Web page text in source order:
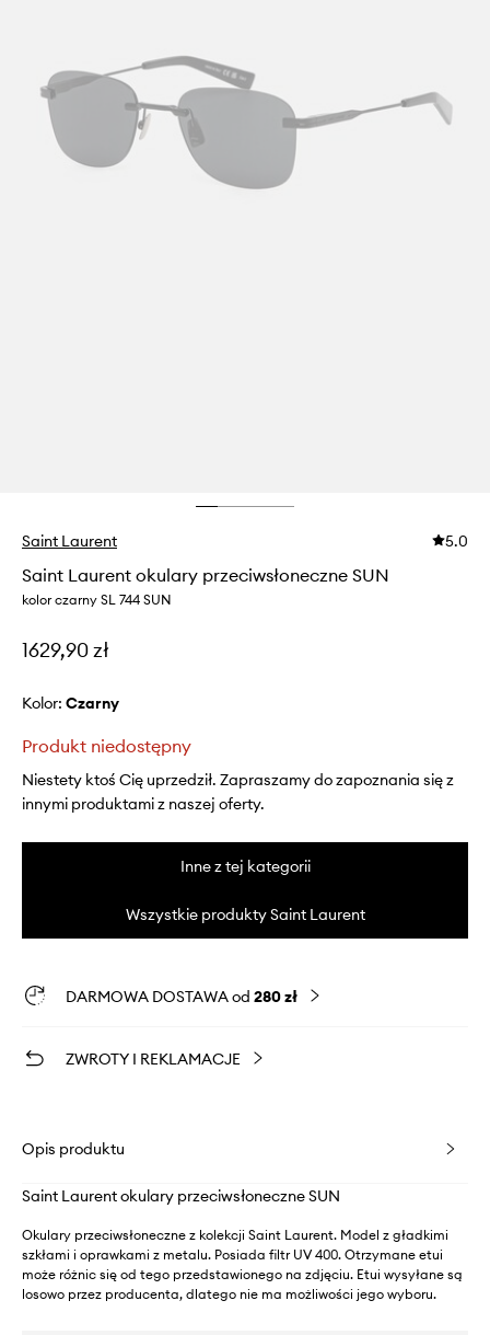
Saint Laurent 5.0
Saint Laurent okulary przeciwsłoneczne SUN
kolor czarny SL 744 SUN
1629,90 zł
Kolor: czarny
Produkt niedostępny
Niestety ktoś Cię uprzedził. Zapraszamy do zapoznania się z
innymi produktami z naszej oferty.
Inne z tej kategorii
Wszystkie produkty Saint Laurent
DARMOWA DOSTAWA od 280 zł
ZWROTY I REKLAMACJE
Opis produktu
Saint Laurent okulary przeciwsłoneczne SUN
Okulary przeciwsłoneczne z kolekcji Saint Laurent. Model z gładkimi
szkłami i oprawkami z metalu. Posiada filtr UV 400. Otrzymane etui
może różnic się od tego przedstawionego na zdjęciu. Etui wysyłane są
losowo przez producenta, dlatego nie ma możliwości jego wyboru.